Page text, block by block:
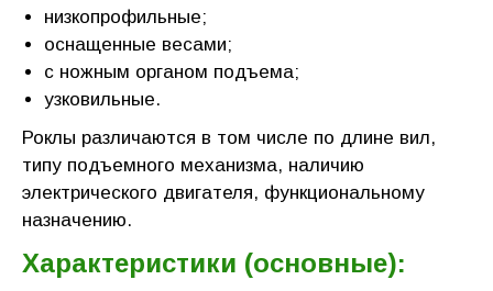
низкопрофильные;
оснащенные весами;
с ножным органом подъема;
узковильные.
Роклы различаются в том числе по длине вил,
типу подъемного механизма, наличию
электрического двигателя, функциональному
назначению.
Характеристики (основные):